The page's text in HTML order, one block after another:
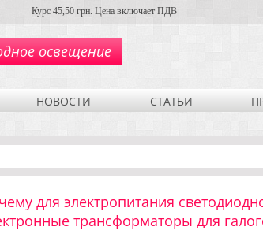
Курс 45,50 грн. Цена включает ПДВ
освещение
НОВОСТИ СТАТЬИ
для электропитания
трансформаторы для